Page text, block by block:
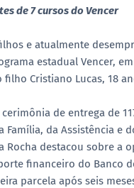
de 7 cursos do Vencer
e atualmente
estadual Vencer,
Cristiano Lucas, 18
de entrega de
da Assistência e
Rocha destacou sobre a
financeiro do Banco
parcela após seis